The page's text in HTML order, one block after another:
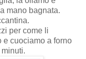
mano bagnata.
per come li
e cuociamo a forno
minuti.